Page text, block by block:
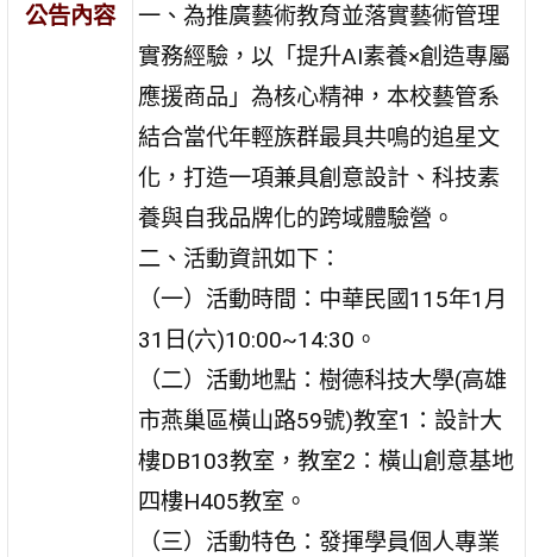
公告內容
一、為推廣藝術教育並落實藝術管理
實務經驗，以「提升AI素養×創造專屬
應援商品」為核心精神，本校藝管系
結合當代年輕族群最具共鳴的追星文
化，打造一項兼具創意設計、科技素
養與自我品牌化的跨域體驗營。
二、活動資訊如下：
（一）活動時間：中華民國115年1月
31日(六)10:00~14:30。
（二）活動地點：樹德科技大學(高雄
市燕巢區橫山路59號)教室1：設計大
樓DB103教室，教室2：橫山創意基地
四樓H405教室。
（三）活動特色：發揮學員個人專業